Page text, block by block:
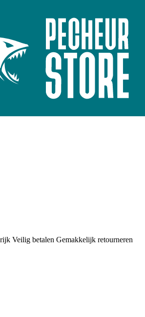
Veilig betalen Gemakkelijk retourneren